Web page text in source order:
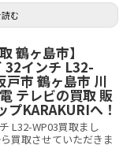
む
鶴ヶ島市】
32インチ L32-
市 鶴ヶ島市 川
テレビの買取 販
プKARAKURIへ！
L32-WP03買取まし
買取させていただきま